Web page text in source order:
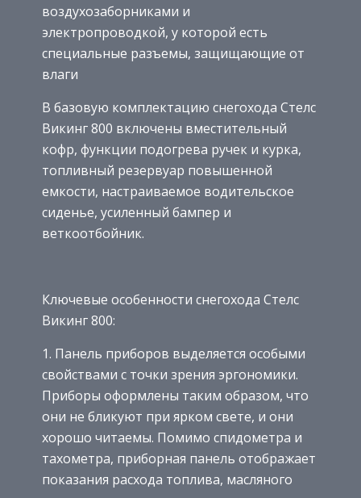
воздухозаборниками и
электропроводкой, у которой есть
специальные разъемы, защищающие от
влаги
В базовую комплектацию снегохода Стелс
Викинг 800 включены вместительный
кофр, функции подогрева ручек и курка,
топливный резервуар повышенной
емкости, настраиваемое водительское
сиденье, усиленный бампер и
веткоотбойник.
Ключевые особенности снегохода Стелс
Викинг 800:
Панель приборов выделяется особыми
свойствами с точки зрения эргономики.
Приборы оформлены таким образом, что
они не бликуют при ярком свете, и они
хорошо читаемы. Помимо спидометра и
тахометра, приборная панель отображает
показания расхода топлива, масляного